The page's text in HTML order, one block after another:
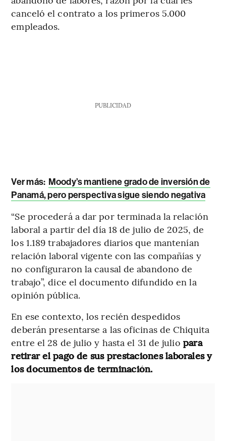
canceló el contrato a los primeros 5.000
empleados.
PUBLICIDAD
Ver más: Moody’s mantiene grado de inversión de
Panamá, pero perspectiva sigue siendo negativa
“Se procederá a dar por terminada la relación
laboral a partir del día 18 de julio de 2025, de
los 1.189 trabajadores diarios que mantenían
relación laboral vigente con las compañías y
no configuraron la causal de abandono de
trabajo”, dice el documento difundido en la
opinión pública.
En ese contexto, los recién despedidos
deberán presentarse a las oficinas de Chiquita
entre el 28 de julio y hasta el 31 de julio para
retirar el pago de sus prestaciones laborales y
los documentos de terminación.